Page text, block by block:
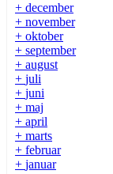
+ december
+ november
+ oktober
+ september
+ august
+ juli
+ juni
+ maj
+ april
+ marts
+ februar
+ januar